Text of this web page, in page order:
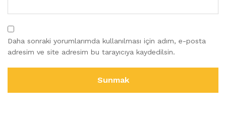
Daha sonraki yorumlarımda kullanılması için adım, e-posta
adresim ve site adresim bu tarayıcıya kaydedilsin.